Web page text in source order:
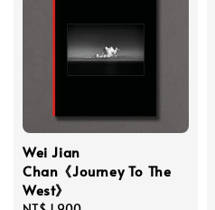
Wei Jian
Chan《Journey To The
West》